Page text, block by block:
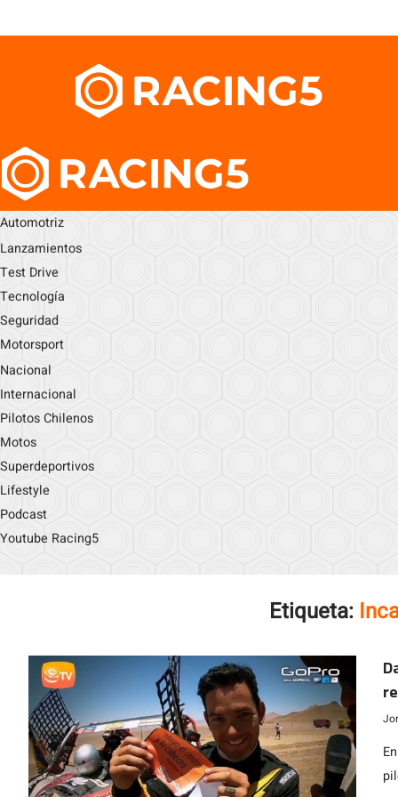
Automotriz
Lanzamientos
Test Drive
Tecnología
Seguridad
Motorsport
Nacional
Internacional
Pilotos Chilenos
Motos
Superdeportivos
Lifestyle
Podcast
Youtube Racing5
Etiqueta: